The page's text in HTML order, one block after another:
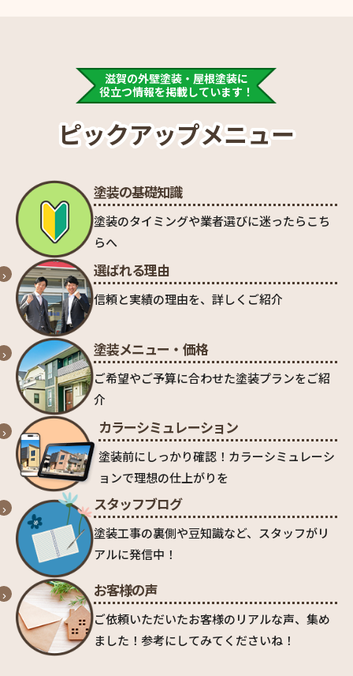
滋賀の外壁塗装・屋根塗装に
役立つ情報を掲載しています！
ピックアップメニュー
塗装の基礎知識
塗装のタイミングや業者選びに迷ったらこち
らへ
選ばれる理由
信頼と実績の理由を、詳しくご紹介
塗装メニュー・価格
ご希望やご予算に合わせた塗装プランをご紹
介
カラーシミュレーション
塗装前にしっかり確認！カラーシミュレーシ
ョンで理想の仕上がりを
スタッフブログ
塗装工事の裏側や豆知識など、スタッフがリ
アルに発信中！
お客様の声
ご依頼いただいたお客様のリアルな声、集め
ました！参考にしてみてくださいね！